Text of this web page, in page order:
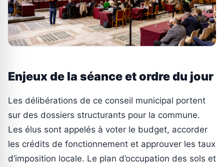
Enjeux de la séance et ordre du jour
Les délibérations de ce conseil municipal portent
sur des dossiers structurants pour la commune.
Les élus sont appelés à voter le budget, accorder
les crédits de fonctionnement et approuver les taux
d’imposition locale. Le plan d’occupation des sols et